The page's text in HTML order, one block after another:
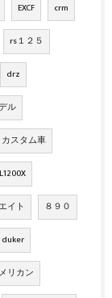
EXCF crm
rs１２５
drz
ル
カスタム車
イト ８９０
リカン